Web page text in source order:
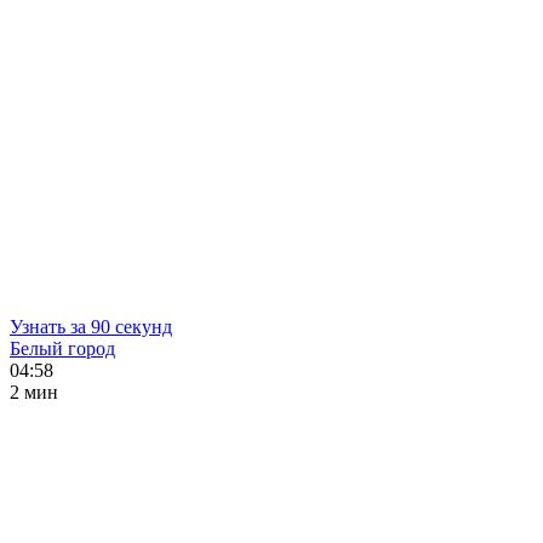
Узнать за 90 секунд
Белый город
04:58
2 мин